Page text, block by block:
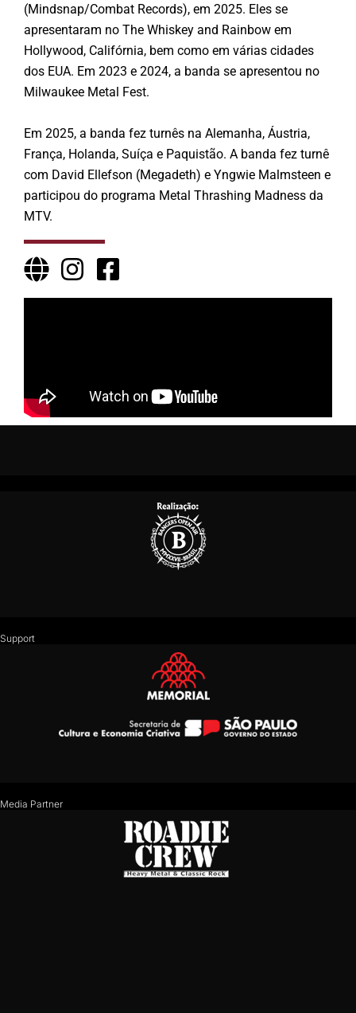
(Mindsnap/Combat Records), em 2025. Eles se
apresentaram no The Whiskey and Rainbow em
Hollywood, Califórnia, bem como em várias cidades
dos EUA. Em 2023 e 2024, a banda se apresentou no
Milwaukee Metal Fest.
Em 2025, a banda fez turnês na Alemanha, Áustria,
França, Holanda, Suíça e Paquistão. A banda fez turnê
com David Ellefson (Megadeth) e Yngwie Malmsteen e
participou do programa Metal Thrashing Madness da
MTV.
Support
Media Partner